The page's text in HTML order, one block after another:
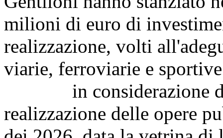
milioni di euro di
realizzazione, volti
viarie, ferroviarie e
in considerazione dei
realizzazione delle opere